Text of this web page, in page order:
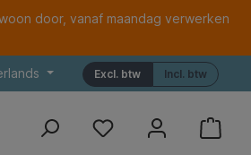
door, vanaf maandag verwerken
Incl. btw
Excl. btw
Print Referenties